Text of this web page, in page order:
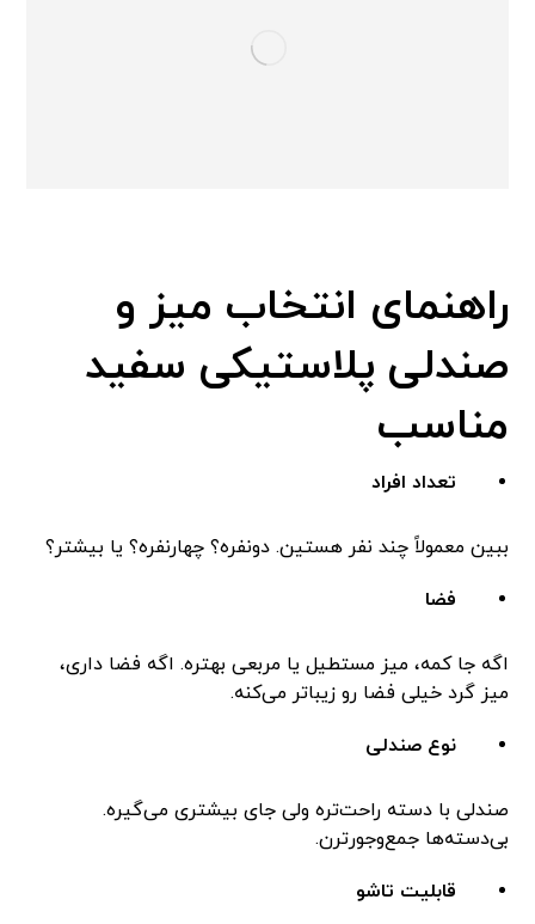
راهنمای انتخاب میز و
صندلی پلاستیکی سفید
مناسب
تعداد افراد
ببین معمولاً چند نفر هستین. دونفره؟ چهارنفره؟ یا بیشتر؟
فضا
اگه جا کمه، میز مستطیل یا مربعی بهتره. اگه فضا داری،
میز گرد خیلی فضا رو زیباتر می‌کنه.
نوع صندلی
صندلی با دسته راحت‌تره ولی جای بیشتری می‌گیره.
بی‌دسته‌ها جمع‌وجورترن.
قابلیت تاشو